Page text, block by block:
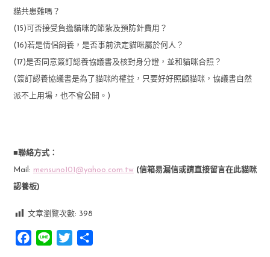
貓共患難嗎？
(15)可否接受負擔貓咪的節紮及預防針費用？
(16)若是情侶飼養，是否事前決定貓咪屬於何人？
(17)是否同意簽訂認養協議書及核對身分證，並和貓咪合照？
(簽訂認養協議書是為了貓咪的權益，只要好好照顧貓咪，協議書自然
派不上用場，也不會公開。)
■聯絡方式：
Mail: mensuno101@yahoo.com.tw(信箱易漏信或請直接留言在此貓咪
認養板)
文章瀏覽次數: 398
Facebook
Line Twitter